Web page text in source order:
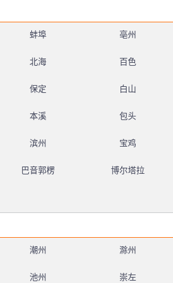
蚌埠 亳州
北海 百色
保定 白山
本溪 包头
滨州 宝鸡
巴音郭楞 博尔塔拉
潮州 滁州
池州 崇左